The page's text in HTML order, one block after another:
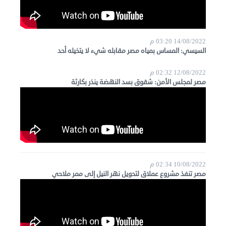
14/08/2022 03:20 م
السيسي: المساس بمياه مصر مقابله شيء لا يتخيله أحد
12/08/2022 02:32 م
مصر لمجلس الأمن: شقوق بسد النهضة ينذر بكارثة
10/08/2022 02:34 م
مصر تنفذ مشروع عملاق لتحويل نهر النيل إلى ممر ملاحي